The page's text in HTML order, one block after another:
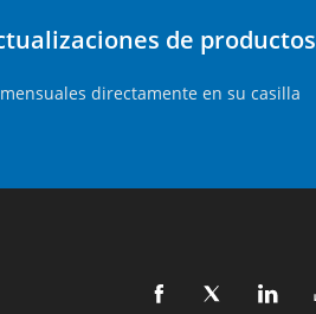
de productos
directamente en su casilla